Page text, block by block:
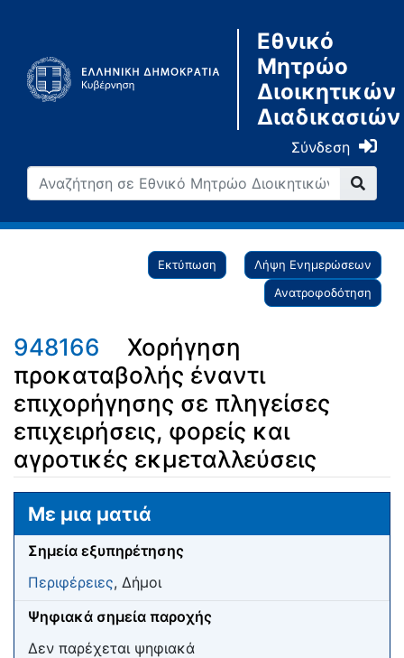
Εθνικό
Μητρώο
Διοικητικών
Διαδικασιών
Σύνδεση
Εκτύπωση
Λήψη Ενημερώσεων
Ανατροφοδότηση
948166
Χορήγηση
προκαταβολής έναντι
επιχορήγησης σε πληγείσες
επιχειρήσεις, φορείς και
αγροτικές εκμεταλλεύσεις
Μετάβαση σε: πλοήγηση
Με μια ματιά
Σημεία εξυπηρέτησης
Περιφέρειες, Δήμοι
Ψηφιακά σημεία παροχής
Δεν παρέχεται ψηφιακά